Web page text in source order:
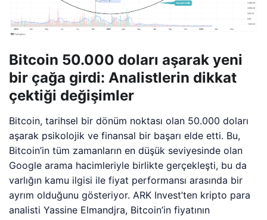
Bitcoin 50.000 doları aşarak yeni
bir çağa girdi: Analistlerin dikkat
çektiği değişimler
Bitcoin, tarihsel bir dönüm noktası olan 50.000 doları
aşarak psikolojik ve finansal bir başarı elde etti. Bu,
Bitcoin’in tüm zamanların en düşük seviyesinde olan
Google arama hacimleriyle birlikte gerçekleşti, bu da
varlığın kamu ilgisi ile fiyat performansı arasında bir
ayrım olduğunu gösteriyor. ARK Invest’ten kripto para
analisti Yassine Elmandjra, Bitcoin’in fiyatının